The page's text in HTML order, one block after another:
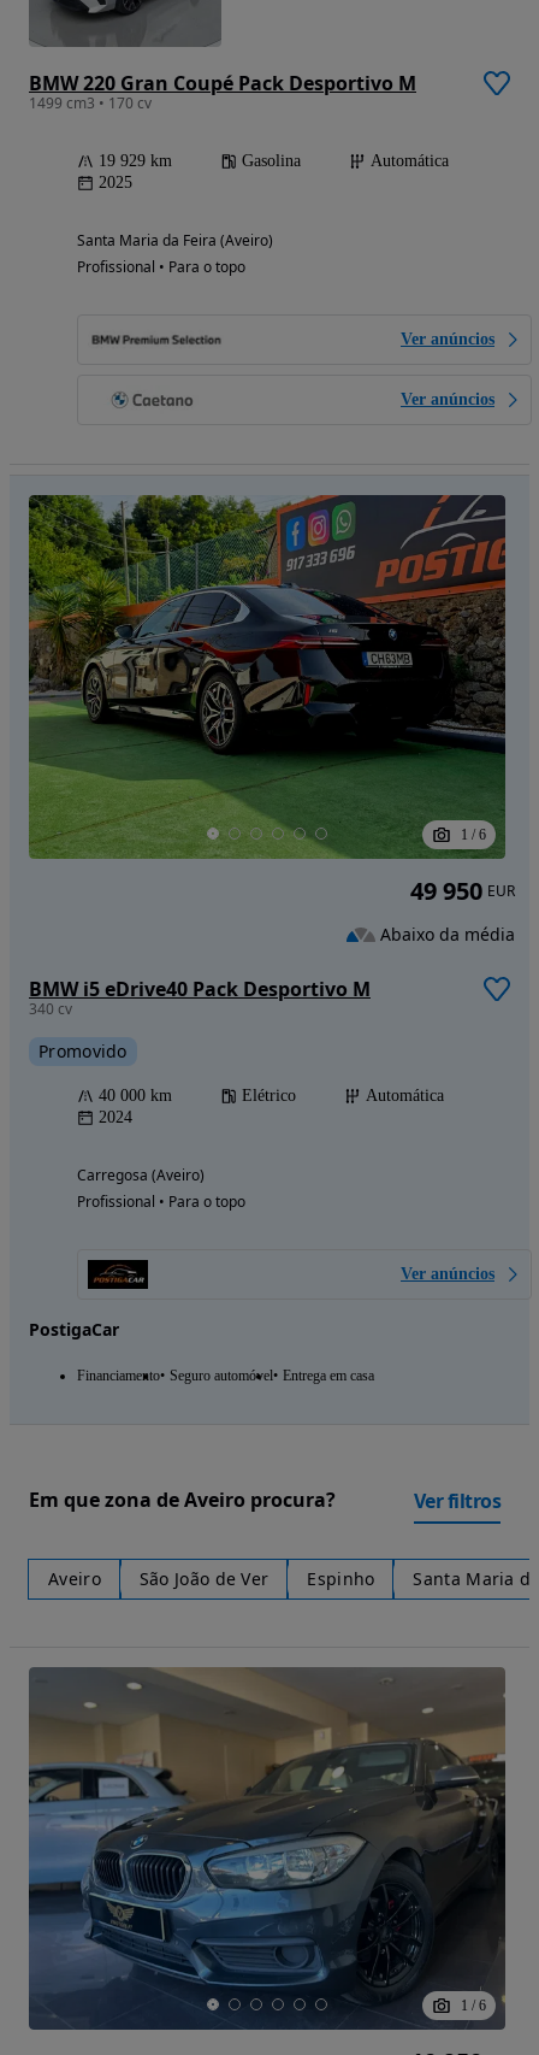
BMW 220 Gran Coupé Pack Desportivo M
1499 cm3 • 170 cv
19 929 km Gasolina
Automática
2025
Santa Maria da Feira (Aveiro)
Profissional • Para o topo
Ver anúncios
Ver anúncios
1 / 6
BMW i5 eDrive40 Pack Desportivo M
340 cv
Promovido
40 000 km Elétrico
Automática
2024
Carregosa (Aveiro)
Profissional • Para o topo
Ver anúncios
PostigaCar
Financiamento Seguro automóvel Entrega em casa
49 950 EUR
Abaixo da média
Em que zona de Aveiro procura? Ver filtros
Aveiro São João de Ver Espinho Santa Maria
1 / 6